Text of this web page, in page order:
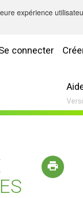
connecter
expérience